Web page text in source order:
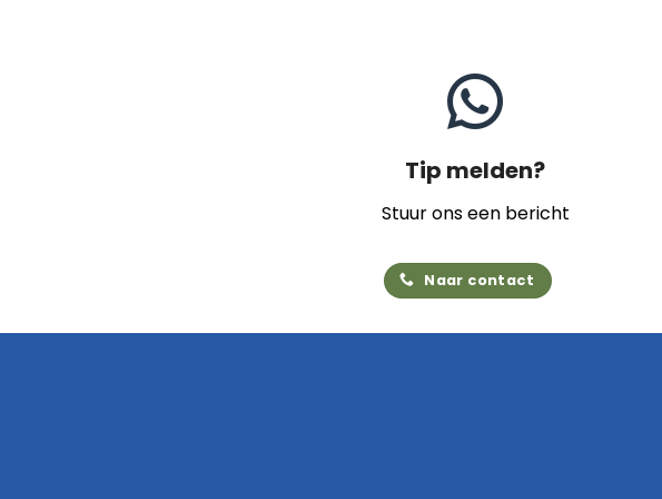
Tip melden?
Stuur ons een bericht
Naar contact